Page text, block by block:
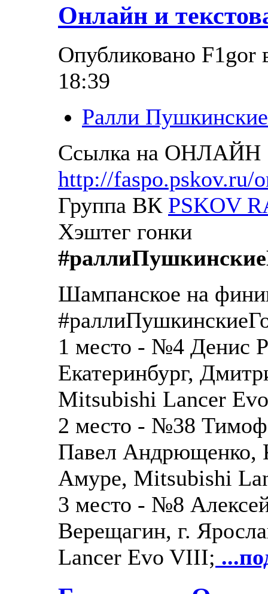
Онлайн и
Опубликовано F1gor
18:39
Ралли
Ссылка на ОНЛАЙН
http://faspo.pskov.ru/
Группа ВК PSKOV
Хэштег гонки
Шампанское на
1 место - №4 Денис
Екатеринбург,
Mitsubishi Lancer
2 место - №38
Павел Андрющенко,
Амуре, Mitsubishi
3 место - №8
Верещагин, г.
Lancer Evo VIII;